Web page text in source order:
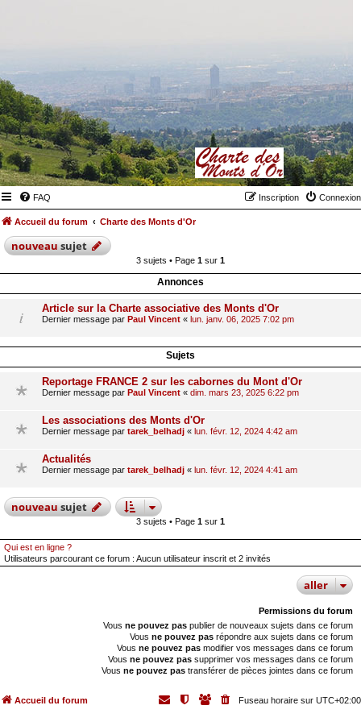
FAQ Connexion
Inscription
Accueil du forum Charte des Monts d'Or
nouveausujet
3 sujets • Page 1 sur 1
Annonces
Article sur la Charte associative des Monts d'Or
Dernier message par Paul Vincent « lun. janv. 06, 2025 7:02 pm
Sujets
Reportage FRANCE 2 sur les cabornes du Mont d'Or
Dernier message par Paul Vincent « dim. mars 23, 2025 6:22 pm
Les associations des Monts d'Or
Dernier message par tarek_belhadj « lun. févr. 12, 2024 4:42 am
Actualités
Dernier message par tarek_belhadj « lun. févr. 12, 2024 4:41 am
nouveausujet
3 sujets • Page 1 sur 1
Qui est en ligne ?
Utilisateurs parcourant ce forum : Aucun utilisateur inscrit et 2 invités
aller
Permissions du forum
Vous ne pouvez pas publier de nouveaux sujets dans ce forum
Vous ne pouvez pas répondre aux sujets dans ce forum
Vous ne pouvez pas modifier vos messages dans ce forum
Vous ne pouvez pas supprimer vos messages dans ce forum
Vous ne pouvez pas transférer de pièces jointes dans ce forum
Accueil du forum Fuseau horaire sur UTC+02:00